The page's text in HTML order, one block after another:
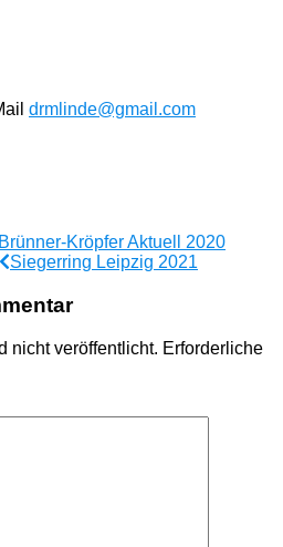
drmlinde@gmail.com
Brünner-Kröpfer Aktuell 2020
Siegerring Leipzig 2021
nicht veröffentlicht. Erforderliche